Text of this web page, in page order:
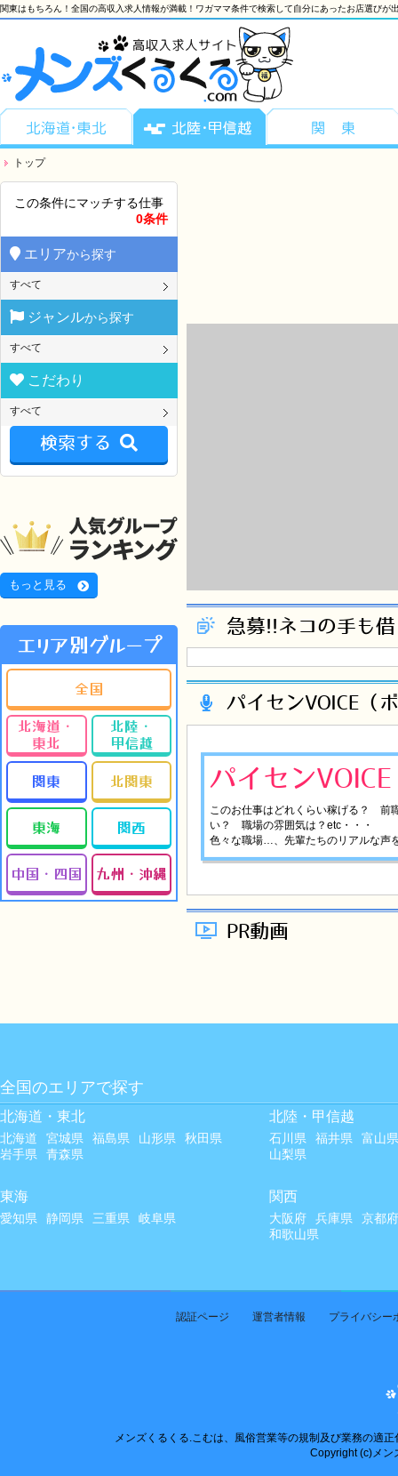
関東はもちろん！全国の高収入求人情報が満載！ワガママ条件で検索して自分にあったお店選びが
トップ
この条件にマッチする仕事
0条件
エリアから探す
すべて
ジャンルから探す
すべて
こだわり
すべて
検索する
もっと見る
エリア別グループ
全国
北海道・
東北
北陸・
甲信越
関東
北関東
東海 関西
中国・四国 九州・沖縄
急募!!ネコの手も
パイセンVOICE（
パイセン
このお仕事はどれくらい稼げる？ 前
い？ 職場の雰囲気は？etc・・・
色々な職場…、先輩たちのリアルな声
PR動画
全国のエリアで探す
北海道・東北
北海道 宮城県 福島県 山形県
秋田県
岩手県
青森県
北陸・甲信越
石川県 福井県
富山県
山梨県
東海
愛知県 静岡県 三重県 岐阜県
関西
大阪府 兵庫県
京都府
和歌山県
認証ページ 運営者情報 プライバシー
メンズくるくる.こむは、風俗営業等の規制及び業務の適
Copyright (c)メン